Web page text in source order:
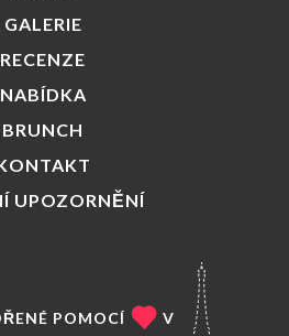
GALERIE
RECENZE
NABÍDKA
BRUNCH
UPOZORNĚNÍ
POMOCÍ V